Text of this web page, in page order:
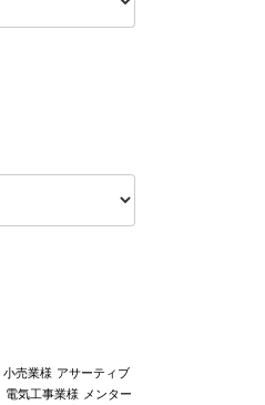
小売業様 アサーティブ
電気工事業様 メンター